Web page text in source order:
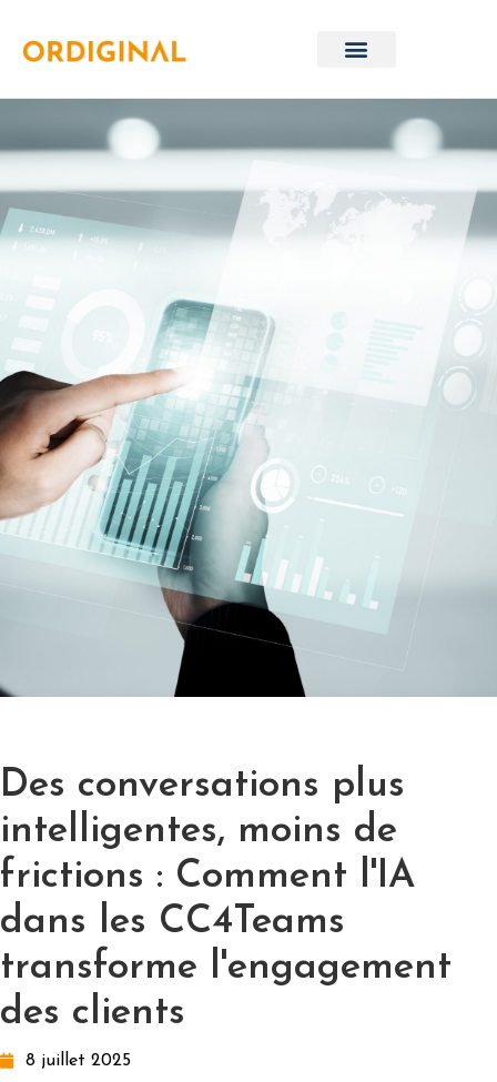
Des conversations plus
intelligentes, moins de
frictions : Comment l'IA
dans les CC4Teams
transforme l'engagement
des clients
8 juillet 2025